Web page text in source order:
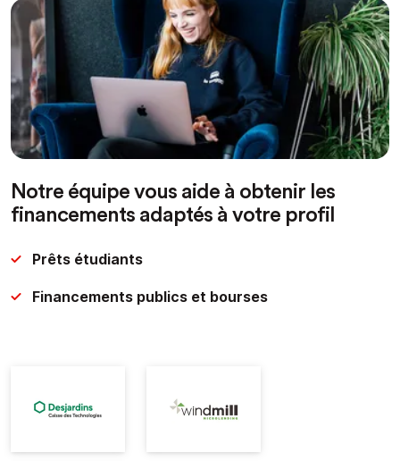
Notre équipe vous aide à obtenir les
financements adaptés à votre profil
Prêts étudiants
Financements publics et bourses